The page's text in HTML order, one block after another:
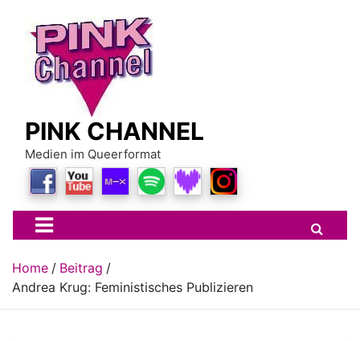
content
PINK CHANNEL
Medien im Queerformat
Home
Beitrag
Andrea Krug: Feministisches Publizieren